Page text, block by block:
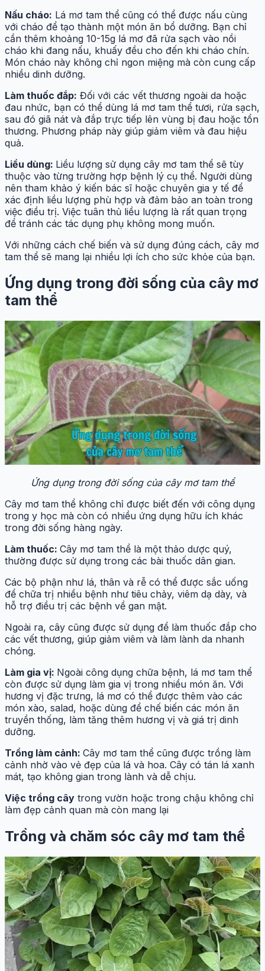
Nấu cháo: Lá mơ tam thể cũng có thể được nấu cùng
với cháo để tạo thành một món ăn bổ dưỡng. Bạn chỉ
cần thêm khoảng 10-15g lá mơ đã rửa sạch vào nồi
cháo khi đang nấu, khuấy đều cho đến khi cháo chín.
Món cháo này không chỉ ngon miệng mà còn cung cấp
nhiều dinh dưỡng.
Làm thuốc đắp: Đối với các vết thương ngoài da hoặc
đau nhức, bạn có thể dùng lá mơ tam thể tươi, rửa sạch,
sau đó giã nát và đắp trực tiếp lên vùng bị đau hoặc tổn
thương. Phương pháp này giúp giảm viêm và đau hiệu
quả.
Liều dùng: Liều lượng sử dụng cây mơ tam thể sẽ tùy
thuộc vào từng trường hợp bệnh lý cụ thể. Người dùng
nên tham khảo ý kiến bác sĩ hoặc chuyên gia y tế để
xác định liều lượng phù hợp và đảm bảo an toàn trong
việc điều trị. Việc tuân thủ liều lượng là rất quan trọng
để tránh các tác dụng phụ không mong muốn.
Với những cách chế biến và sử dụng đúng cách, cây mơ
tam thể sẽ mang lại nhiều lợi ích cho sức khỏe của bạn.
Ứng dụng trong đời sống của cây mơ
tam thể
Ứng dụng trong đời sống của cây mơ tam thể
Cây mơ tam thể không chỉ được biết đến với công dụng
trong y học mà còn có nhiều ứng dụng hữu ích khác
trong đời sống hàng ngày.
Làm thuốc: Cây mơ tam thể là một thảo dược quý,
thường được sử dụng trong các bài thuốc dân gian.
Các bộ phận như lá, thân và rễ có thể được sắc uống
để chữa trị nhiều bệnh như tiêu chảy, viêm dạ dày, và
hỗ trợ điều trị các bệnh về gan mật.
Ngoài ra, cây cũng được sử dụng để làm thuốc đắp cho
các vết thương, giúp giảm viêm và làm lành da nhanh
chóng.
Làm gia vị: Ngoài công dụng chữa bệnh, lá mơ tam thể
còn được sử dụng làm gia vị trong nhiều món ăn. Với
hương vị đặc trưng, lá mơ có thể được thêm vào các
món xào, salad, hoặc dùng để chế biến các món ăn
truyền thống, làm tăng thêm hương vị và giá trị dinh
dưỡng.
Trồng làm cảnh: Cây mơ tam thể cũng được trồng làm
cảnh nhờ vào vẻ đẹp của lá và hoa. Cây có tán lá xanh
mát, tạo không gian trong lành và dễ chịu.
Việc trồng cây trong vườn hoặc trong chậu không chỉ
làm đẹp cảnh quan mà còn mang lại
Trồng và chăm sóc cây mơ tam thể